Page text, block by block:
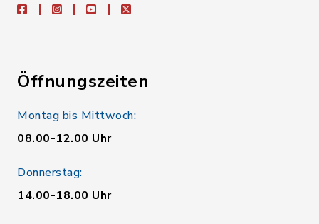
facebookinstagramyoutubeX
Öffnungszeiten
Montag bis Mittwoch:
08.00-12.00 Uhr
Donnerstag:
14.00-18.00 Uhr